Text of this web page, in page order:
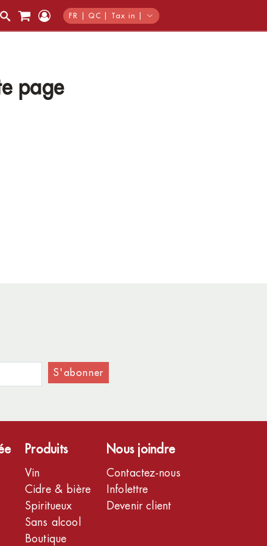
FR | QC | Tax in |
page
S'abonner
Produits
Vin
Cidre & bière
Spiritueux
Sans alcool
Boutique
Nous joindre
Contactez-nous
Infolettre
Devenir client